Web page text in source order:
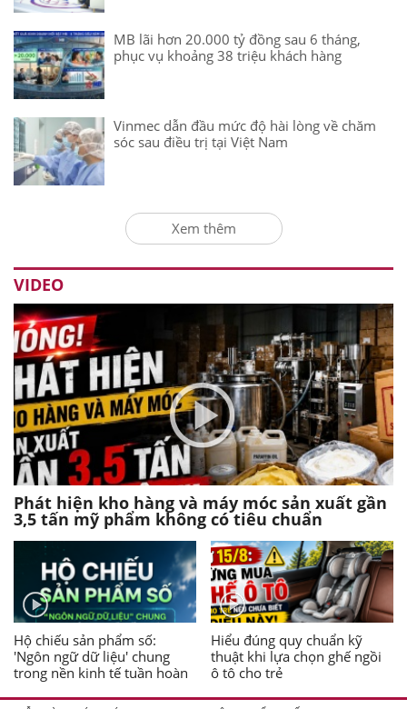
MB lãi hơn 20.000 tỷ đồng sau 6 tháng,
phục vụ khoảng 38 triệu khách hàng
Vinmec dẫn đầu mức độ hài lòng về chăm
sóc sau điều trị tại Việt Nam
Xem thêm
VIDEO
Phát hiện kho hàng và máy móc sản xuất gần
3,5 tấn mỹ phẩm không có tiêu chuẩn
Hộ chiếu sản phẩm số:
'Ngôn ngữ dữ liệu' chung
trong nền kinh tế tuần hoàn
Hiểu đúng quy chuẩn kỹ
thuật khi lựa chọn ghế ngồi
ô tô cho trẻ